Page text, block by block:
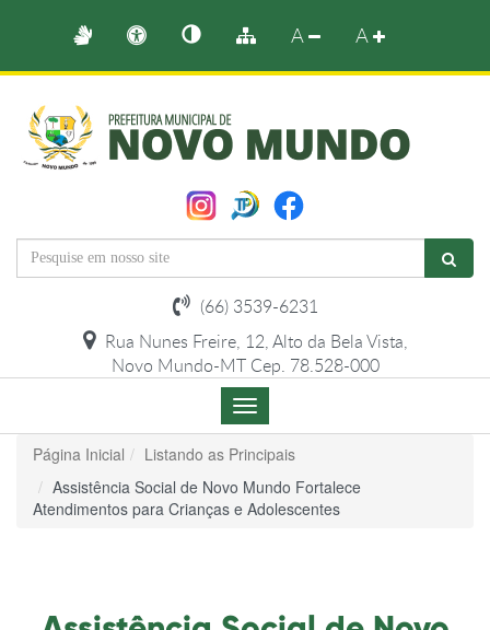
A A
(66) 3539-6231
Rua Nunes Freire, 12, Alto da Bela Vista,
Novo Mundo-MT Cep. 78.528-000
Menu
de
Navegação
Página Inicial
Listando as Principais
Assistência Social de Novo Mundo Fortalece
Atendimentos para Crianças e Adolescentes